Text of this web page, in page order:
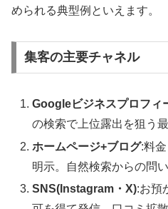
められる典型例といえます。
集客の主要チャネル
Googleビジネスプロフィ
の検索で上位露出を狙う
ホームページ+ブログ:料
明示。自然検索からの問
SNS(Instagram・X):お預